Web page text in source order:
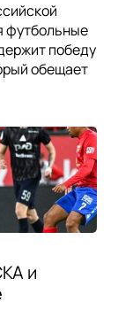
футбольные
победу
обещает
и